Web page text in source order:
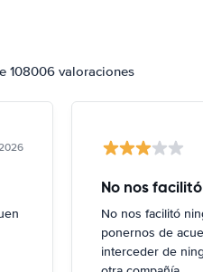
108006 valoraciones
No nos
No nos facilitó
ponernos de
interceder de